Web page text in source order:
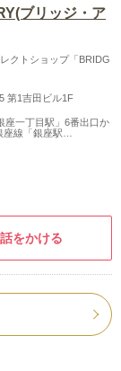
ブリッジ・ア
クトショップ「BRIDG
第1吉田ビル1F
座一丁目駅」6番出口か
座線「銀座駅…
をかける